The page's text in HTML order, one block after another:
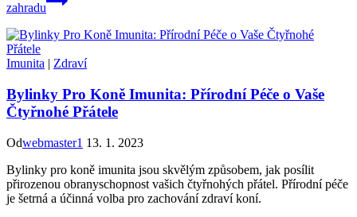
zahradu
Imunita | Zdraví
Bylinky Pro Koně Imunita: Přírodní Péče o Vaše
Čtyřnohé Přátele
Odwebmaster1 13. 1. 2023
Bylinky pro koně imunita jsou skvělým způsobem, jak posílit
přirozenou obranyschopnost vašich čtyřnohých přátel. Přírodní péče
je šetrná a účinná volba pro zachování zdraví koní.